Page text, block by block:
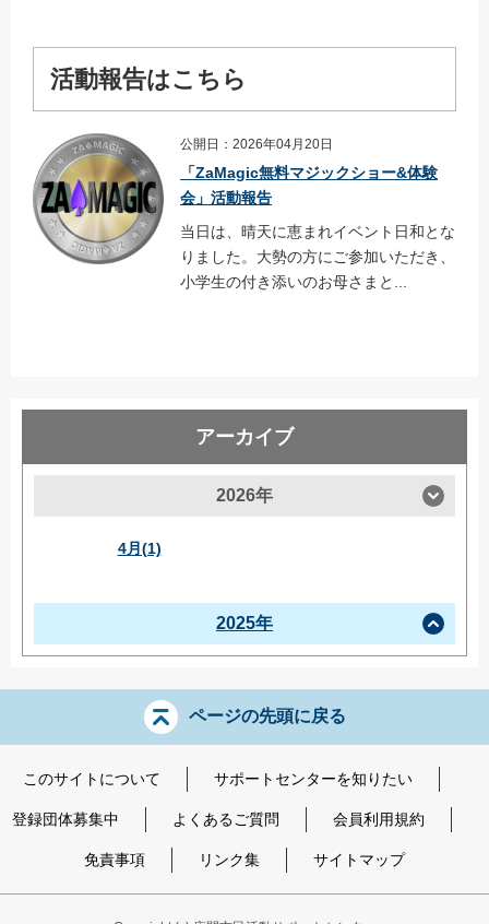
活動報告はこちら
公開日：2026年04月20日
「ZaMagic無料マジックショー&体験
会」活動報告
当日は、晴天に恵まれイベント日和とな
りました。大勢の方にご参加いただき、
小学生の付き添いのお母さまと...
アーカイブ
2026年
4月(1)
2025年
ページの先頭に戻る
このサイトについて サポートセンターを知りたい
登録団体募集中 よくあるご質問 会員利用規約
免責事項 リンク集 サイトマップ